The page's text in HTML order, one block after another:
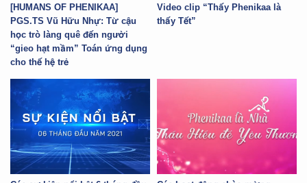
[HUMANS OF PHENIKAA]
PGS.TS Vũ Hữu Nhự: Từ cậu
học trò làng quê đến người
“gieo hạt mầm” Toán ứng dụng
cho thế hệ trẻ
Video clip “Thấy Phenikaa là
thấy Tết”